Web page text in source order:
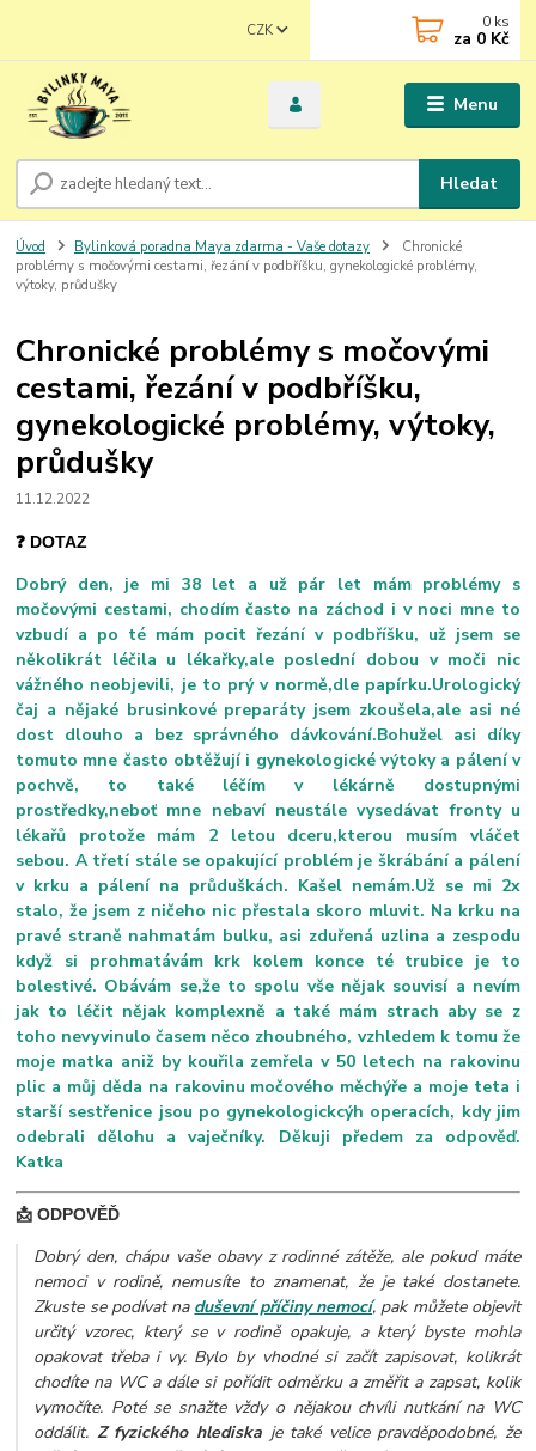
Menu
CZK
Hledat
0 ks
za 0 Kč
Úvod Bylinková poradna Maya zdarma - Vaše dotazy
Chronické
problémy s močovými cestami, řezání v podbříšku, gynekologické problémy,
výtoky, průdušky
Chronické problémy s močovými
cestami, řezání v podbříšku,
gynekologické problémy, výtoky,
průdušky
11.12.2022
❓ DOTAZ
Dobrý den, je mi 38 let a už pár let mám problémy s
močovými cestami, chodím často na záchod i v noci mne to
vzbudí a po té mám pocit řezání v podbříšku, už jsem se
několikrát léčila u lékařky,ale poslední dobou v moči nic
vážného neobjevili, je to prý v normě,dle papírku.Urologický
čaj a nějaké brusinkové preparáty jsem zkoušela,ale asi né
dost dlouho a bez správného dávkování.Bohužel asi díky
tomuto mne často obtěžují i gynekologické výtoky a pálení v
pochvě, to také léčím v lékárně dostupnými
prostředky,neboť mne nebaví neustále vysedávat fronty u
lékařů protože mám 2 letou dceru,kterou musím vláčet
sebou. A třetí stále se opakující problém je škrábání a pálení
v krku a pálení na průduškách. Kašel nemám.Už se mi 2x
stalo, že jsem z ničeho nic přestala skoro mluvit. Na krku na
pravé straně nahmatám bulku, asi zduřená uzlina a zespodu
když si prohmatávám krk kolem konce té trubice je to
bolestivé. Obávám se,že to spolu vše nějak souvisí a nevím
jak to léčit nějak komplexně a také mám strach aby se z
toho nevyvinulo časem něco zhoubného, vzhledem k tomu že
moje matka aniž by kouřila zemřela v 50 letech na rakovinu
plic a můj děda na rakovinu močového měchýře a moje teta i
starší sestřenice jsou po gynekologickcýh operacích, kdy jim
odebrali dělohu a vaječníky. Děkuji předem za odpověď.
Katka
📩 ODPOVĚĎ
Dobrý den, chápu vaše obavy z rodinné zátěže, ale pokud máte
nemoci v rodině, nemusíte to znamenat, že je také dostanete.
Zkuste se podívat na duševní příčiny nemocí, pak můžete objevit
určitý vzorec, který se v rodině opakuje, a který byste mohla
opakovat třeba i vy. Bylo by vhodné si začít zapisovat, kolikrát
chodíte na WC a dále si pořídit odměrku a změřit a zapsat, kolik
vymočíte. Poté se snažte vždy o nějakou chvíli nutkání na WC
oddálit. Z fyzického hlediskaje také velice pravděpodobné, že